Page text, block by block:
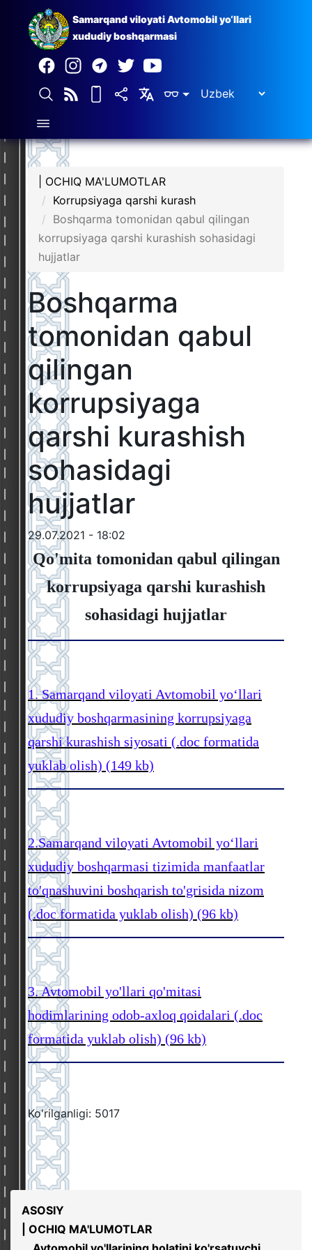
Samarqand viloyati Avtomobil yo‘llari
xududiy boshqarmasi
| OCHIQ MA'LUMOTLAR
Korrupsiyaga qarshi kurash
Boshqarma tomonidan qabul qilingan
korrupsiyaga qarshi kurashish sohasidagi
hujjatlar
Boshqarma
tomonidan qabul
qilingan
korrupsiyaga
qarshi kurashish
sohasidagi
hujjatlar
29.07.2021 - 18:02
Qo'mita tomonidan qabul qilingan
korrupsiyaga qarshi kurashish
sohasidagi hujjatlar
1. Samarqand viloyati Avtomobil yo‘llari
xududiy boshqarmasining korrupsiyaga
qarshi kurashish siyosati (.doc formatida
yuklab olish) (149 kb)
2.Samarqand viloyati Avtomobil yo‘llari
xududiy boshqarmasi tizimida manfaatlar
to'qnashuvini boshqarish to'grisida nizom
(.doc formatida yuklab olish) (96 kb)
3. Avtomobil yo'llari qo'mitasi
hodimlarining odob-axloq qoidalari (.doc
formatida yuklab olish) (96 kb)
Ko'rilganligi: 5017
ASOSIY
| OCHIQ MA'LUMOTLAR